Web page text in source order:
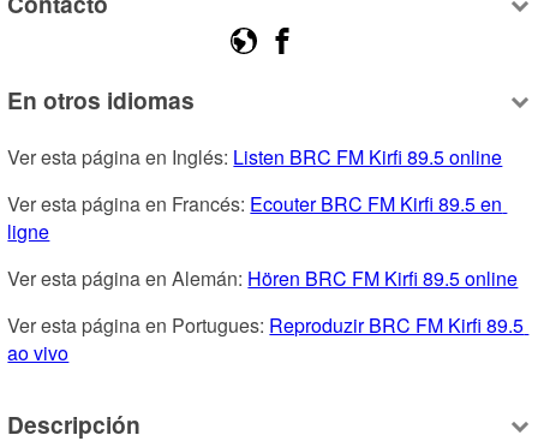
En otros idiomas
Ver esta página en Inglés: Listen BRC FM Kirfi 89.5 online
Ver esta página en Francés: Ecouter BRC FM Kirfi 89.5 en
ligne
Ver esta página en Alemán: Hören BRC FM Kirfi 89.5 online
Ver esta página en Portugues: Reproduzir BRC FM Kirfi 89.5
ao vivo
Descripción